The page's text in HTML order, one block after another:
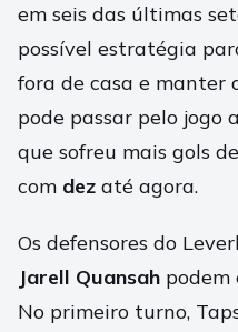
em seis das últimas
possível estratégia
fora de casa e manter
pode passar pelo jogo
que sofreu mais gols
com dez até agora.
Os defensores do
Jarell Quansah podem
No primeiro turno,